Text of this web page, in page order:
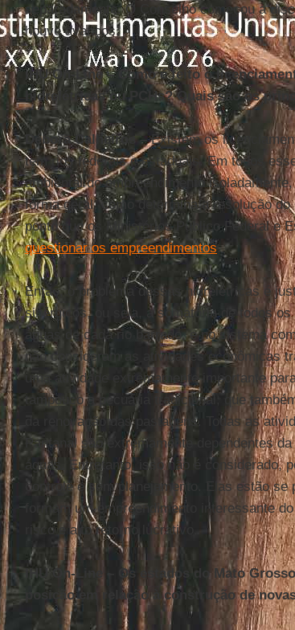
separadamente. O Conselho começou a
houve avanços.
IHU On-Line–Como é feito o
hidrelétricas ou PCHs? Quais são os
Débora Calheiros –Existem os
tem rios federais e estaduais. Em todos
ambiental do empreendimento
forma geral, como determina a resolução
ponto que os Ministérios Público Federal e
questionar os empreendimentos.
Então, o problema dessas hidrelétricas é
sinérgicos, ou seja, a somatória de todos
águas de cada rio barrado, e no sistema
não consideram as atividades econômicas
uma atividade extremamente importante
tampouco a pecuária tradicional, que
da renovação das pastagens. Todas as
Pantanal são extremamente dependentes
águas. Entretanto, isso não é
controle e sem planejamento. Elas estão
formam um empreendimento interessante
risco e alto retorno lucrativo.
IHU On-Line – Os estados do Mato
posição em relação à construção de